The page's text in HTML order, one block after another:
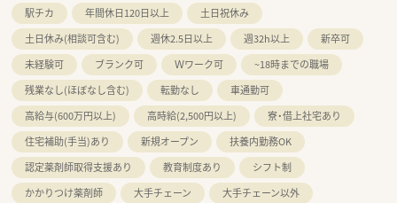
駅チカ 年間休日120日以上
土日祝休み
土日休み(相談可含む)
週休2.5日以上 週32h以上
新卒可
未経験可
ブランク可 Ｗワーク可
~18時までの職場
残業なし(ほぼなし含む)
転勤なし
車通勤可
高給与(600万円以上)
高時給(2,500円以上)
寮・借上社宅あり
住宅補助(手当)あり
新規オープン
扶養内勤務OK
認定薬剤師取得支援あり
教育制度あり
シフト制
かかりつけ薬剤師
大手チェーン
大手チェーン以外